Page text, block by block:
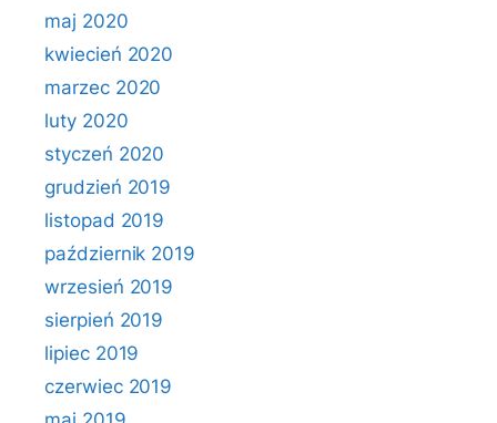
maj 2020
kwiecień 2020
marzec 2020
luty 2020
styczeń 2020
grudzień 2019
listopad 2019
październik 2019
wrzesień 2019
sierpień 2019
lipiec 2019
czerwiec 2019